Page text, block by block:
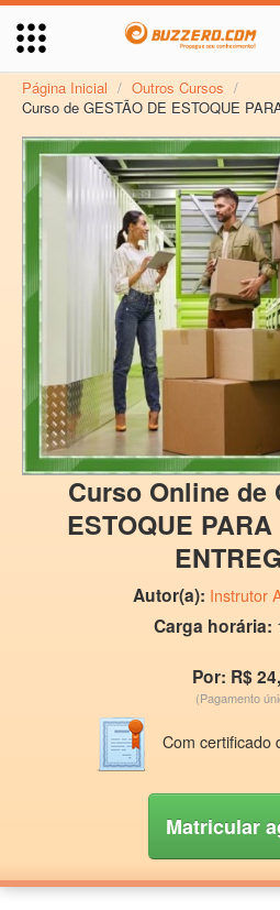
Página Inicial / Outros Cursos /
Curso de GESTÃO DE ESTOQUE
Curso Online de
ESTOQUE
Autor(a): Instrutor
Carga horária:
Por: R$
(Pagamento
Com certificado
Matricular